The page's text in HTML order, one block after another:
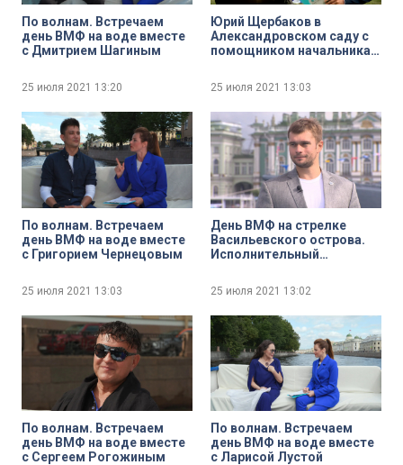
По волнам. Встречаем
день ВМФ на воде вместе
с Дмитрием Шагиным
25 июля 2021 13:20
Юрий Щербаков в
Александровском саду с
помощником начальника
Кузнецова по работе с
военнослужащими
нейромонахом
Вениамином
25 июля 2021 13:03
По волнам. Встречаем
день ВМФ на воде вместе
с Григорием Чернецовым
25 июля 2021 13:03
День ВМФ на стрелке
Васильевского острова.
Исполнительный
Русского
общества, водолаз-
исследователь Сергей
Фокин
25 июля 2021 13:02
По волнам. Встречаем
день ВМФ на воде вместе
с Сергеем Рогожиным
По волнам. Встречаем
день ВМФ на воде вместе
с Ларисой Лустой